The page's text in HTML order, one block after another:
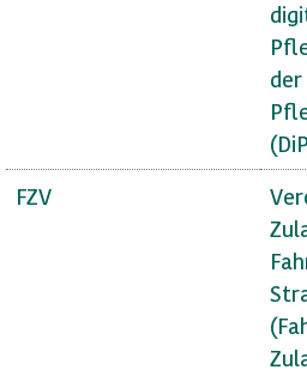
der
FZV